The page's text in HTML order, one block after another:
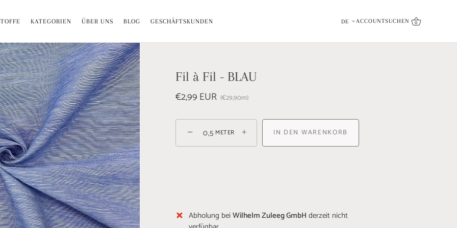
KATEGORIEN ÜBER UNS BLOG GESCHÄFTSKUNDEN Sprache
DE ACCOUNTSUCHEN 0
Fil à Fil - BLAU
€2,99 EUR €29,90m
− METER + IN DEN WARENKORB
Abholung beiWilhelm Zuleeg GmbH derzeit nicht